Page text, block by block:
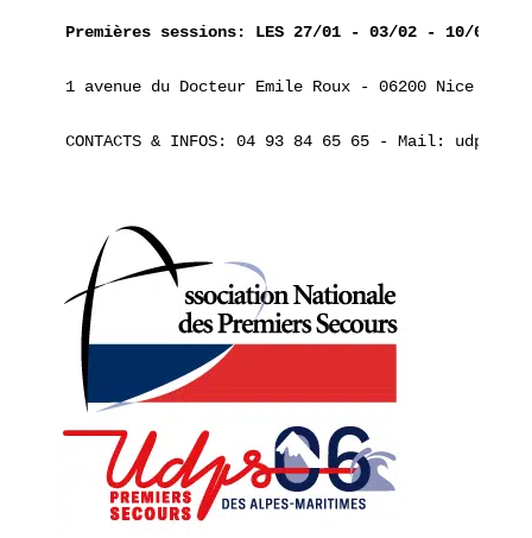
Premières sessions: LES 27/01 - 03/02 - 10/02 -
1 avenue du Docteur Emile Roux - 06200 Nice
CONTACTS & INFOS: 04 93 84 65 65 - Mail: